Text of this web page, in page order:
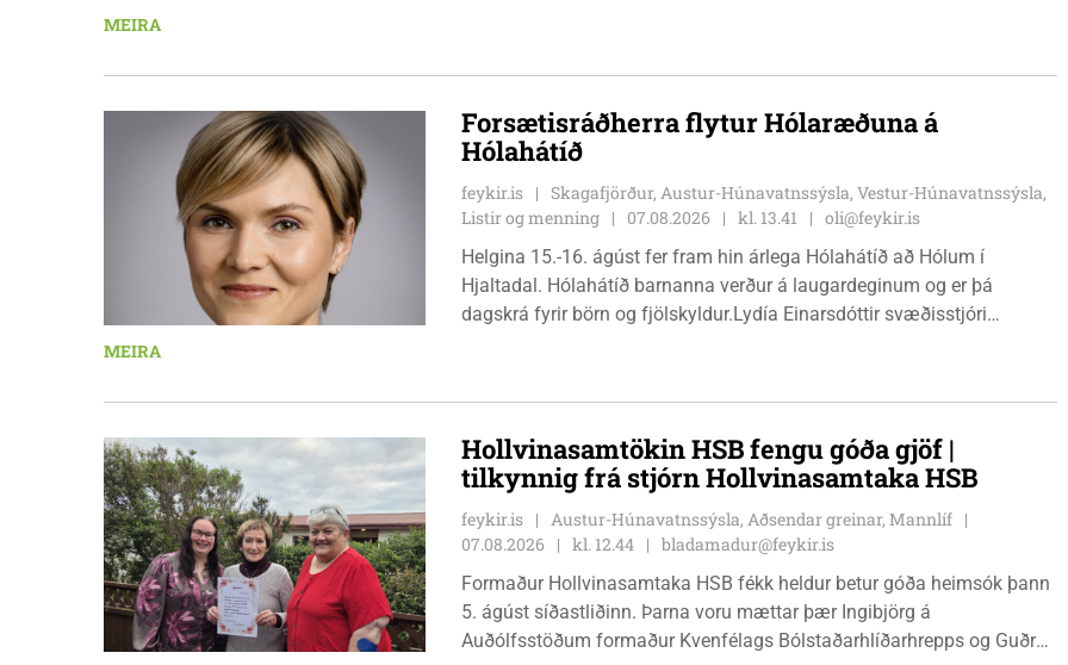
MEIRA
Forsætisráðherra flytur Hólaræðuna á
Hólahátíð
feykir.is
Skagafjörður, Austur-Húnavatnssýsla, Vestur-Húnavatnssýsla,
Listir og menning
07.08.2026 kl. 13.41
oli@feykir.is
Helgina 15.-16. ágúst fer fram hin árlega Hólahátíð að Hólum í
Hjaltadal. Hólahátíð barnanna verður á laugardeginum og er þá
dagskrá fyrir börn og fjölskyldur.Lydía Einarsdóttir svæðisstjóri
MEIRA
Hollvinasamtökin HSB fengu góða gjöf |
tilkynnig frá stjórn Hollvinasamtaka HSB
feykir.is
Austur-Húnavatnssýsla, Aðsendar greinar, Mannlíf
07.08.2026
kl. 12.44
bladamadur@feykir.is
Formaður Hollvinasamtaka HSB fékk heldur betur góða heimsók þann
5. ágúst síðastliðinn. Þarna voru mættar þær Ingibjörg á
Auðólfsstöðum formaður Kvenfélags Bólstaðarhlíðarhrepps og Guðrún